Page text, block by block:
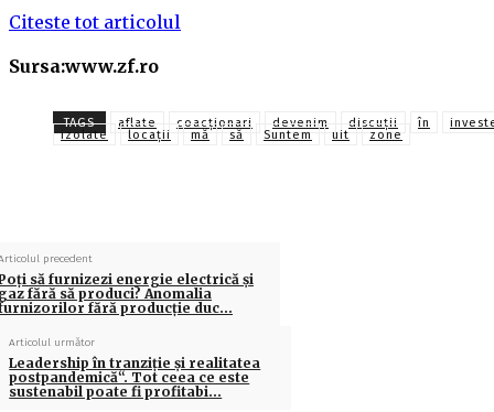
Citeste tot articolul
Sursa:www.zf.ro
TAGS aflate coacţionari devenim discuţii în
izolate
locații mă să Suntem uit zone
precedent
să furnizezi energie electrică şi
fără să produci? Anomalia
fără producţie duc…
Articolul următor
Leadership în tranziţie şi realitatea
postpandemică“. Tot ceea ce este
sustenabil poate fi profitabi…